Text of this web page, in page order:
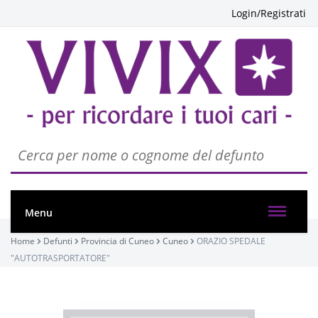
Login/Registrati
Menu
Home Defunti Provincia di Cuneo Cuneo
ORAZIO SPEDALE
"AUTOTRASPORTATORE"